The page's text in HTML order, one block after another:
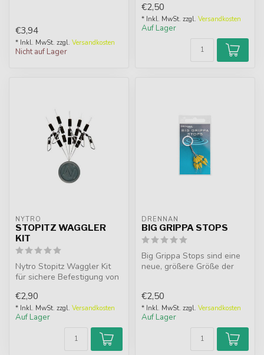
€3,94
* Inkl. MwSt. zzgl. Versandkosten
Nicht auf Lager
werden...
€2,50
* Inkl. MwSt. zzgl. Versandkosten
Auf Lager
NYTRO
STOPITZ WAGGLER
KIT
Nytro Stopitz Waggler Kit
für sichere Befestigung von
Hau...
€2,90
* Inkl. MwSt. zzgl. Versandkosten
Auf Lager
DRENNAN
BIG GRIPPA STOPS
Big Grippa Stops sind eine
neue, größere Größe der
€2,50
* Inkl. MwSt. zzgl. Versandkosten
Auf Lager